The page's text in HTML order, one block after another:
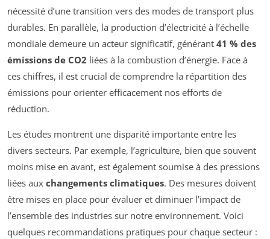
nécessité d’une transition vers des modes de transport plus
durables. En parallèle, la production d’électricité à l’échelle
mondiale demeure un acteur significatif, générant 41 % des
émissions de CO2 liées à la combustion d’énergie. Face à
ces chiffres, il est crucial de comprendre la répartition des
émissions pour orienter efficacement nos efforts de
réduction.
Les études montrent une disparité importante entre les
divers secteurs. Par exemple, l’agriculture, bien que souvent
moins mise en avant, est également soumise à des pressions
liées aux changements climatiques. Des mesures doivent
être mises en place pour évaluer et diminuer l’impact de
l’ensemble des industries sur notre environnement. Voici
quelques recommandations pratiques pour chaque secteur :